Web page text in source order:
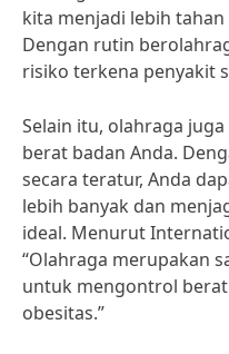
kita menjadi lebih
Dengan rutin
risiko terkena penyakit
Selain itu, olahraga
berat badan Anda.
secara teratur, Anda
lebih banyak dan
ideal. Menurut
“Olahraga merupakan
untuk mengontrol
obesitas.”